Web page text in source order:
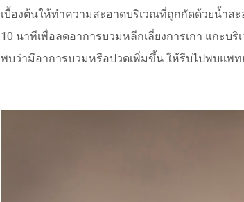
เบื้องต้นให้ทำความสะอาดบริเวณที่ถูกกัดด้วยน้ำส
10 นาทีเพื่อลดอาการบวมหลีกเลี่ยงการเกา แกะบ
พบว่ามีอาการบวมหรือปวดเพิ่มขึ้น ให้รีบไปพบแพท